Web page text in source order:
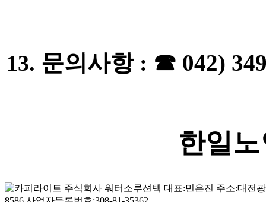
13. 문의사항 : ☎ 042)
한일